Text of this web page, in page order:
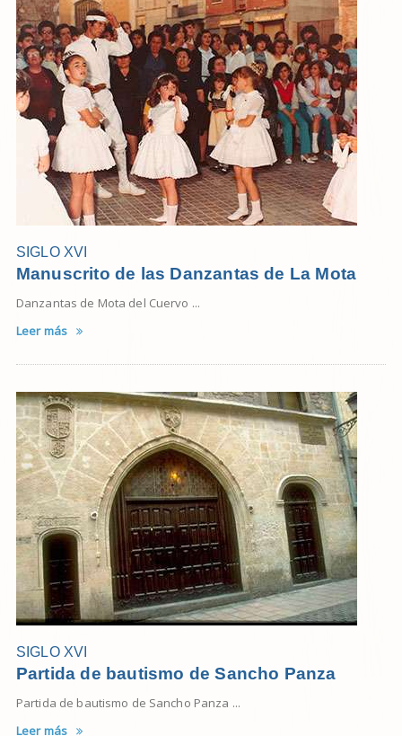
SIGLO XVI
Manuscrito de las Danzantas de La Mota
Danzantas de Mota del Cuervo ...
Leer más
SIGLO XVI
Partida de bautismo de Sancho Panza
Partida de bautismo de Sancho Panza ...
Leer más